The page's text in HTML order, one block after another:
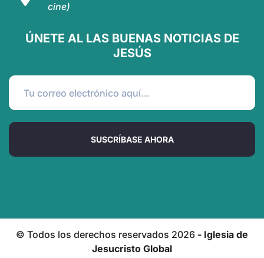
cine)
ÚNETE AL LAS BUENAS NOTICIAS DE
JESÚS
SUSCRÍBASE AHORA
© Todos los derechos reservados 2026 - Iglesia de
Jesucristo Global